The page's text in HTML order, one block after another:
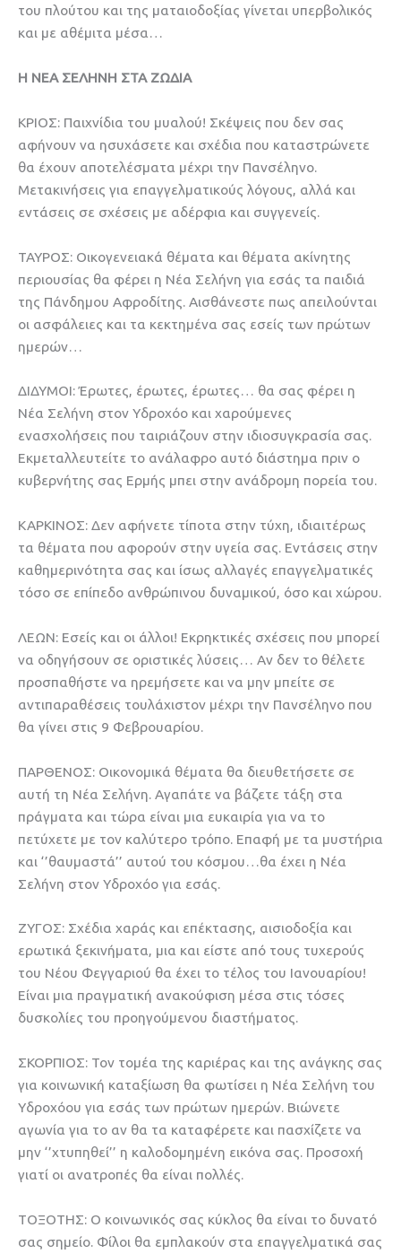
του πλούτου και της ματαιοδοξίας γίνεται υπερβολικός
και με αθέμιτα μέσα…
Η ΝΕΑ ΣΕΛΗΝΗ ΣΤΑ ΖΩΔΙΑ
ΚΡΙΟΣ: Παιχνίδια του μυαλού! Σκέψεις που δεν σας
αφήνουν να ησυχάσετε και σχέδια που καταστρώνετε
θα έχουν αποτελέσματα μέχρι την Πανσέληνο.
Μετακινήσεις για επαγγελματικούς λόγους, αλλά και
εντάσεις σε σχέσεις με αδέρφια και συγγενείς.
ΤΑΥΡΟΣ: Οικογενειακά θέματα και θέματα ακίνητης
περιουσίας θα φέρει η Νέα Σελήνη για εσάς τα παιδιά
της Πάνδημου Αφροδίτης. Αισθάνεστε πως απειλούνται
οι ασφάλειες και τα κεκτημένα σας εσείς των πρώτων
ημερών…
ΔΙΔΥΜΟΙ: Έρωτες, έρωτες, έρωτες… θα σας φέρει η
Νέα Σελήνη στον Υδροχόο και χαρούμενες
ενασχολήσεις που ταιριάζουν στην ιδιοσυγκρασία σας.
Εκμεταλλευτείτε το ανάλαφρο αυτό διάστημα πριν ο
κυβερνήτης σας Ερμής μπει στην ανάδρομη πορεία του.
ΚΑΡΚΙΝΟΣ: Δεν αφήνετε τίποτα στην τύχη, ιδιαιτέρως
τα θέματα που αφορούν στην υγεία σας. Εντάσεις στην
καθημερινότητα σας και ίσως αλλαγές επαγγελματικές
τόσο σε επίπεδο ανθρώπινου δυναμικού, όσο και χώρου.
ΛΕΩΝ: Εσείς και οι άλλοι! Εκρηκτικές σχέσεις που μπορεί
να οδηγήσουν σε οριστικές λύσεις… Αν δεν το θέλετε
προσπαθήστε να ηρεμήσετε και να μην μπείτε σε
αντιπαραθέσεις τουλάχιστον μέχρι την Πανσέληνο που
θα γίνει στις 9 Φεβρουαρίου.
ΠΑΡΘΕΝΟΣ: Οικονομικά θέματα θα διευθετήσετε σε
αυτή τη Νέα Σελήνη. Αγαπάτε να βάζετε τάξη στα
πράγματα και τώρα είναι μια ευκαιρία για να το
πετύχετε με τον καλύτερο τρόπο. Επαφή με τα μυστήρια
και ‘’θαυμαστά’’ αυτού του κόσμου…θα έχει η Νέα
Σελήνη στον Υδροχόο για εσάς.
ΖΥΓΟΣ: Σχέδια χαράς και επέκτασης, αισιοδοξία και
ερωτικά ξεκινήματα, μια και είστε από τους τυχερούς
του Νέου Φεγγαριού θα έχει το τέλος του Ιανουαρίου!
Είναι μια πραγματική ανακούφιση μέσα στις τόσες
δυσκολίες του προηγούμενου διαστήματος.
ΣΚΟΡΠΙΟΣ: Τον τομέα της καριέρας και της ανάγκης σας
για κοινωνική καταξίωση θα φωτίσει η Νέα Σελήνη του
Υδροχόου για εσάς των πρώτων ημερών. Βιώνετε
αγωνία για το αν θα τα καταφέρετε και πασχίζετε να
μην ‘’χτυπηθεί’’ η καλοδομημένη εικόνα σας. Προσοχή
γιατί οι ανατροπές θα είναι πολλές.
ΤΟΞΟΤΗΣ: Ο κοινωνικός σας κύκλος θα είναι το δυνατό
σας σημείο. Φίλοι θα εμπλακούν στα επαγγελματικά σας